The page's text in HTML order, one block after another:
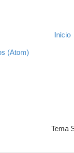
Inicio
(Atom)
Tema